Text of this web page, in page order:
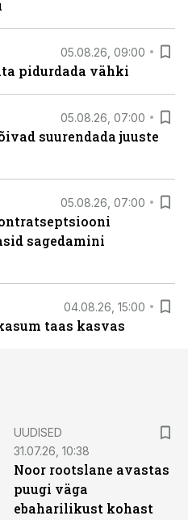
05.08.26, 09:00
pidurdada vähki
05.08.26, 07:00
suurendada juuste
05.08.26, 07:00
sagedamini
04.08.26, 15:00
taas kasvas
UUDISED
31.07.26, 10:38
Noor rootslane avastas
puugi väga
ebaharilikust kohast